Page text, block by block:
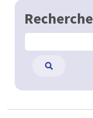
Recherche